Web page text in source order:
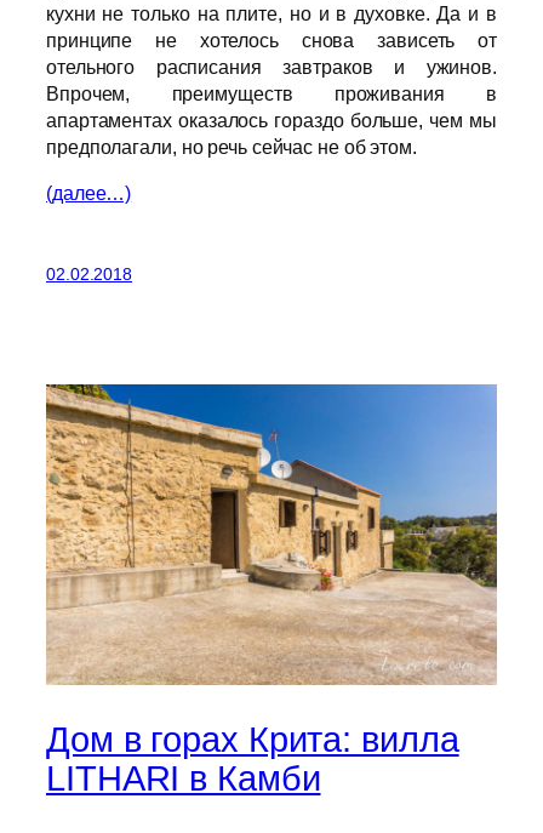
кухни не только на плите, но и в духовке. Да и в
принципе не хотелось снова зависеть от
отельного расписания завтраков и ужинов.
Впрочем, преимуществ проживания в
апартаментах оказалось гораздо больше, чем мы
предполагали, но речь сейчас не об этом.
(далее…)
02.02.2018
Дом в горах Крита: вилла
LITHARI в Камби